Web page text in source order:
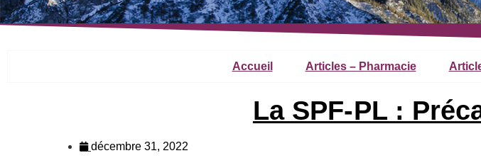
Accueil Articles – Pharmacie
La SPF-PL :
décembre 31, 2022